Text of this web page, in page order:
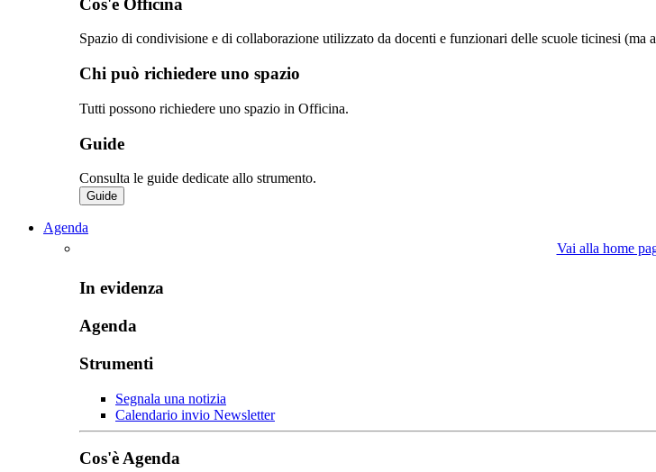
Cos'è Officina
Spazio di condivisione e di collaborazione utilizzato da docenti e funzionari delle scuole ticinesi
Chi può richiedere uno spazio
Tutti possono richiedere uno spazio in Officina.
Guide
Consulta le guide dedicate allo strumento.
Guide
Agenda
Vai alla home
In evidenza
Agenda
Strumenti
Segnala una notizia
Calendario invio Newsletter
Cos'è Agenda